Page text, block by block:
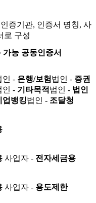
증기관, 인증서 명칭, 사
로 구성
가능 공동인증서
인 - 은행/보험 법인 - 증권
인 - 기타목적 법인 - 법인
업뱅킹법인 - 조달청
사업자 - 전자세금용
사업자 - 용도제한